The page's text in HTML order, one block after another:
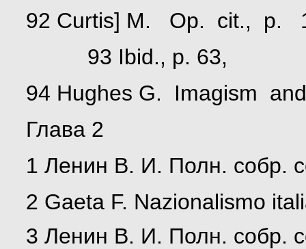
92 Curtis] M. Op. cit., p.
93 Ibid., p. 63,
94 Hughes G. Imagism
Глава 2
1 Ленин В. И. Полн. собр.
2 Gaeta F. Nazionalismo
3 Ленин В. И. Полн. собр.